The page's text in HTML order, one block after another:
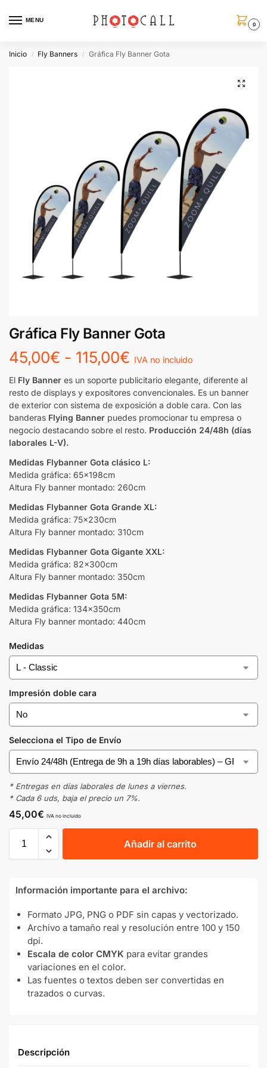
MENU
0
Inicio / Fly Banners / Gráfica Fly Banner Gota
Gráfica Fly Banner Gota
45,00€ - 115,00€ IVA no incluido
El Fly Banner es un soporte publicitario elegante, diferente al
resto de displays y expositores convencionales. Es un banner
de exterior con sistema de exposición a doble cara. Con las
banderas Flying Banner puedes promocionar tu empresa o
negocio destacando sobre el resto. Producción 24/48h (días
laborales L-V).
Medidas Flybanner Gota clásico L:
Medida gráfica: 65x198cm
Altura Fly banner montado: 260cm
Medidas Flybanner Gota Grande XL:
Medida gráfica: 75x230cm
Altura Fly banner montado: 310cm
Medidas Flybanner Gota Gigante XXL:
Medida gráfica: 82x300cm
Altura Fly banner montado: 350cm
Medidas Flybanner Gota 5M:
Medida gráfica: 134x350cm
Altura Fly banner montado: 440cm
Medidas
Impresión doble cara
Selecciona el Tipo de Envío
* Entregas en días laborales de lunes a viernes.
* Cada 6 uds, baja el precio un 7%.
45,00€ IVA no incluido
Añadir al carrito
Información importante para el archivo:
Formato JPG, PNG o PDF sin capas y vectorizado.
Archivo a tamaño real y resolución entre 100 y 150
dpi.
Escala de color CMYK para evitar grandes
variaciones en el color.
Las fuentes o textos deben ser convertidas en
trazados o curvas.
Descripción